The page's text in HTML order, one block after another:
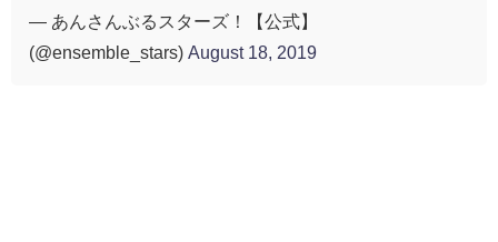
— あんさんぶるスターズ！【公式】
(@ensemble_stars) August 18, 2019